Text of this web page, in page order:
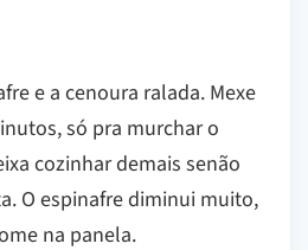
e a cenoura ralada. Mexe
só pra murchar o
cozinhar demais senão
O espinafre diminui muito,
na panela.